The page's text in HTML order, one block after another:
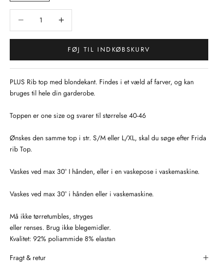
FØJ TIL INDKØBSKURV
PLUS Rib top med blondekant. Findes i et væld af farver, og kan
bruges til hele din garderobe.
Toppen er one size og svarer til størrelse 40-46
Ønskes den samme top i str. S/M eller L/XL, skal du søge efter Frida
rib Top.
Vaskes ved max 30° I hånden, eller i en vaskepose i vaskemaskine.
Vaskes ved max 30° i hånden eller i vaskemaskine.
Må ikke tørretumbles, stryges
eller renses. Brug ikke blegemidler.
Kvalitet: 92% poliammide 8% elastan
Fragt & retur